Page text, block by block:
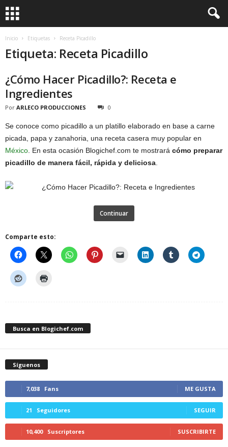
Inicio Etiquetas Receta Picadillo
Etiqueta: Receta Picadillo
¿Cómo Hacer Picadillo?: Receta e
Ingredientes
Por ARLECO PRODUCCIONES 0
Se conoce como picadillo a un platillo elaborado en base a carne
picada, papa y zanahoria, una receta casera muy popular en
México . En esta ocasión Blogichef.com te mostrará cómo preparar
picadillo de manera fácil, rápida y deliciosa
Continuar
Comparte esto:
Busca en Blogichef.com
Síguenos
7,038 Fans ME GUSTA
21 Seguidores SEGUIR
10,400 Suscriptores SUSCRIBIRTE